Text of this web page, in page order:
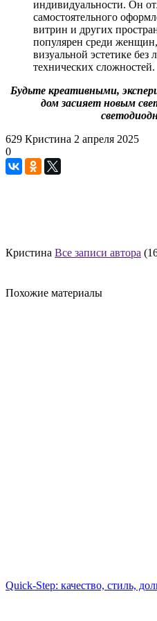
индивидуальности. Он
самостоятельного
витрин и других
популярен среди
визуальной эстетике без
технических сложностей.
Будьте креативными,
дом засияет новым
629 Кристина 2 апреля 2025
0
Кристина Все записи автора
Похожие материалы
Quick-Step: качество, стиль,